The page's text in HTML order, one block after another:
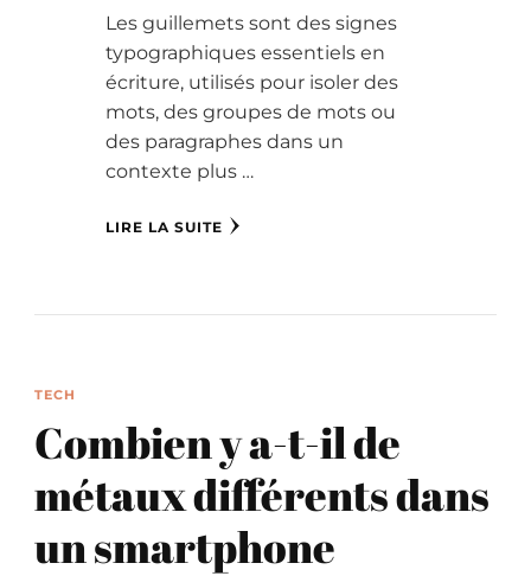
Les guillemets sont des signes
typographiques essentiels en
écriture, utilisés pour isoler des
mots, des groupes de mots ou
des paragraphes dans un
contexte plus …
LIRE LA SUITE
TECH
Combien y a-t-il de
métaux différents dans
un smartphone